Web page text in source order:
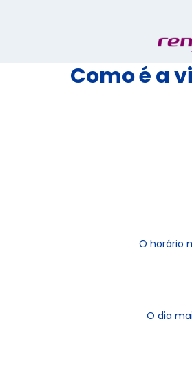
Como é a
O horário
O dia